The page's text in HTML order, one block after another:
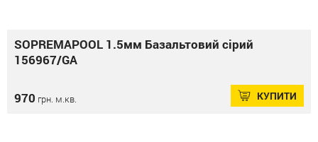
SOPREMAPOOL 1.5мм Базальтовий сірий
156967/GA
970 грн. м.кв. КУПИТИ